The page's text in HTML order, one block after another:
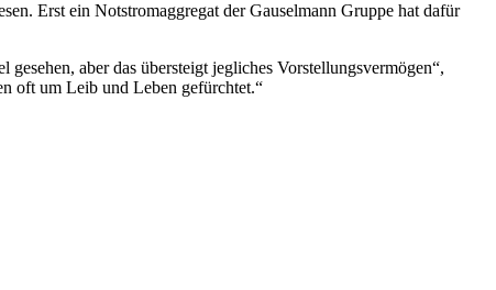
Erst ein Notstromaggregat der Gauselmann Gruppe hat dafür
aber das übersteigt jegliches Vorstellungsvermögen“,
oft um Leib und Leben gefürchtet.“